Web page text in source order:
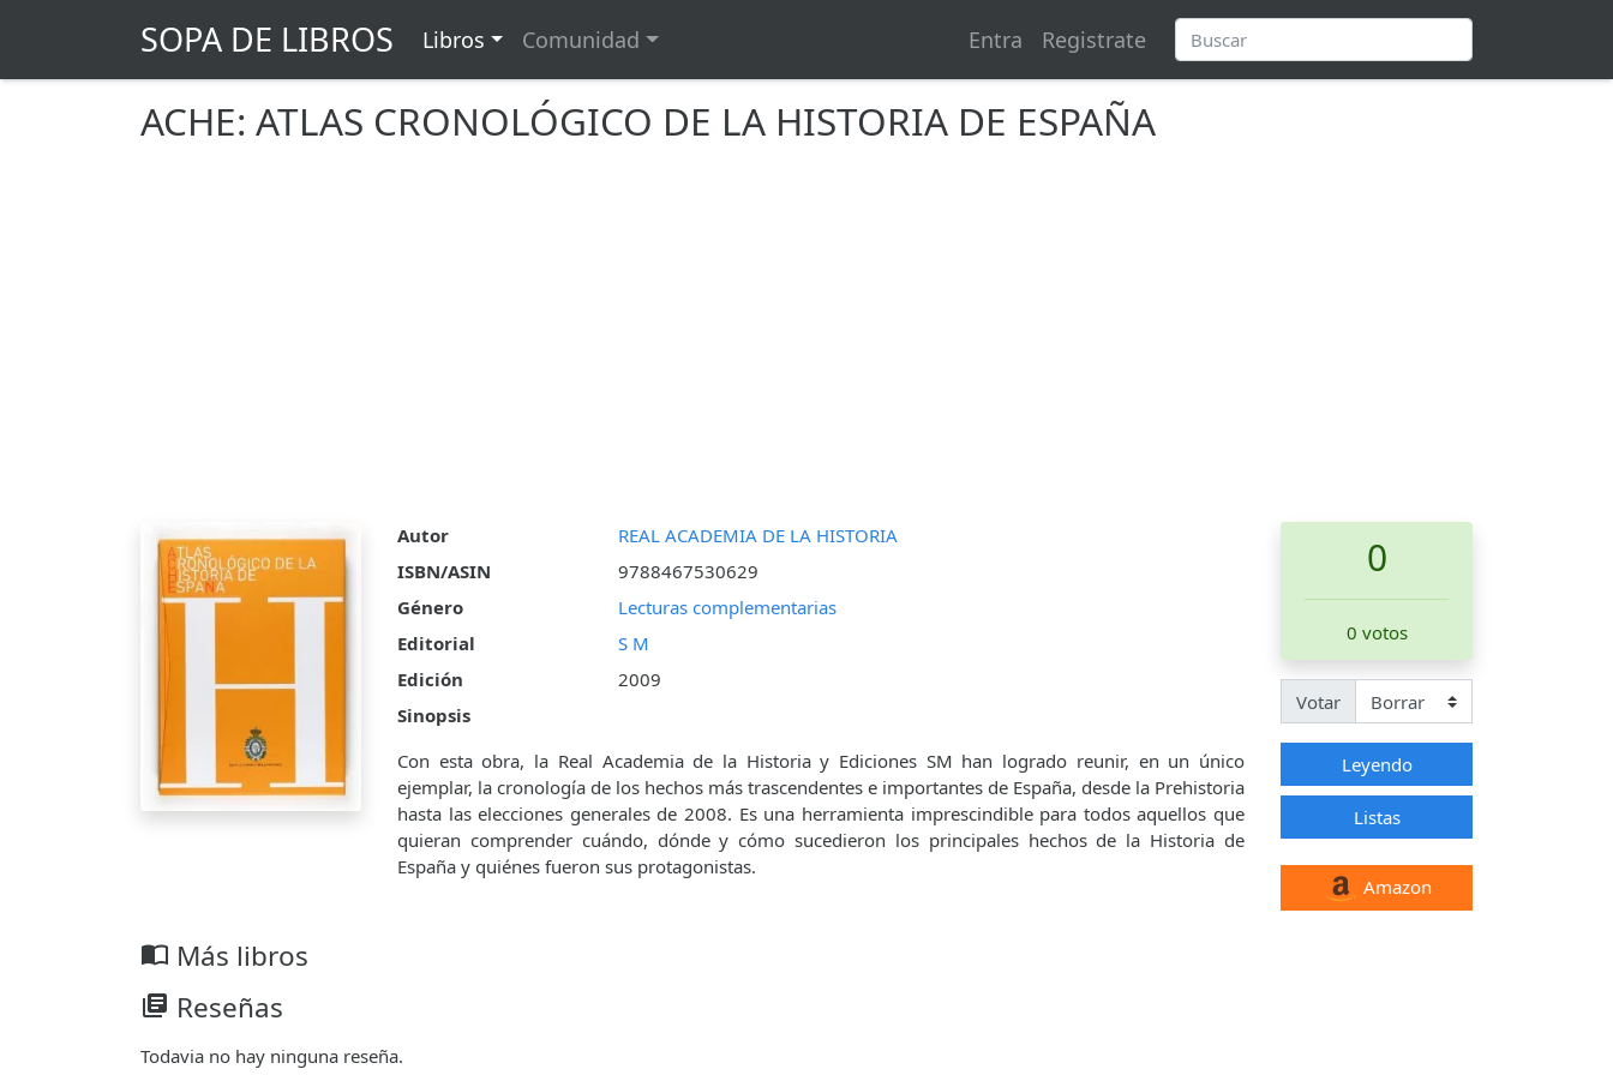
SOPA DE LIBROS Libros Comunidad Entra Registrate
ACHE: ATLAS CRONOLÓGICO DE LA HISTORIA DE ESPAÑA
Autor
REAL ACADEMIA DE LA HISTORIA
ISBN/ASIN
9788467530629
Género
Lecturas complementarias
Editorial
S M
Edición
2009
Sinopsis
Con esta obra, la Real Academia de la Historia y Ediciones SM han logrado reunir, en un único
ejemplar, la cronología de los hechos más trascendentes e importantes de España, desde la Prehistoria
hasta las elecciones generales de 2008. Es una herramienta imprescindible para todos aquellos que
quieran comprender cuándo, dónde y cómo sucedieron los principales hechos de la Historia de
España y quiénes fueron sus protagonistas.
0
0 votos
Votar
Leyendo
Listas
Amazon
import_contacts Más libros
library_books Reseñas
Todavia no hay ninguna reseña.